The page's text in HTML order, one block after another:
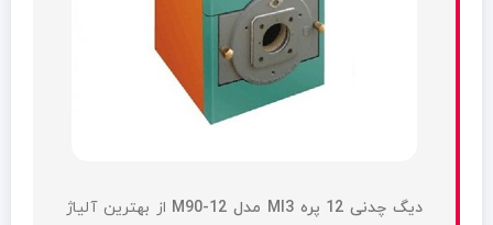
دیگ چدنی 12 پره MI3 مدل M90-12
از بهترین آلیاژ